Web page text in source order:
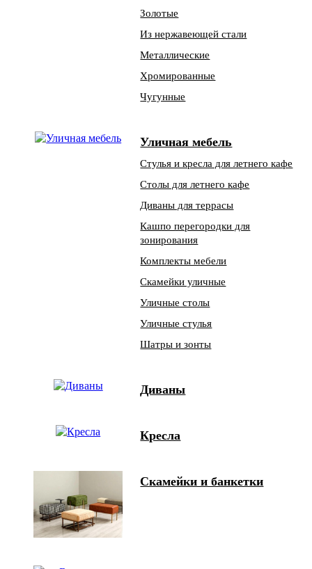
Золотые
Из нержавеющей стали
Металлические
Хромированные
Чугунные
Уличная мебель
Стулья и кресла для летнего кафе
Столы для летнего кафе
Диваны для террасы
Кашпо перегородки для
зонирования
Комплекты мебели
Скамейки уличные
Уличные столы
Уличные стулья
Шатры и зонты
Диваны
Кресла
Скамейки и банкетки